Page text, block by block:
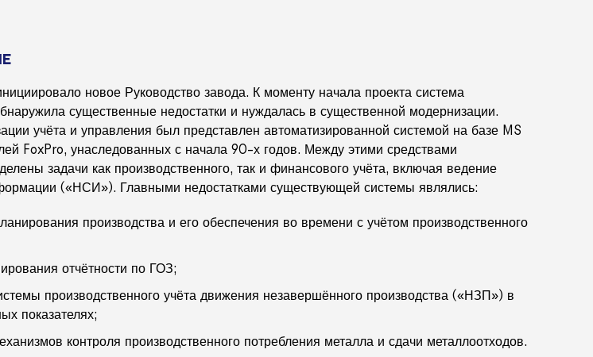
новое Руководство завода. К моменту начала проекта система
существенные недостатки и нуждалась в существенной модернизации.
учёта и управления был представлен автоматизированной системой на базе MS
FoxPro, унаследованных с начала 90-х годов. Между этими средствами
задачи как производственного, так и финансового учёта, включая ведение
(«НСИ»). Главными недостатками существующей системы являлись:
производства и его обеспечения во времени с учётом производственного
отчётности по ГОЗ;
производственного учёта движения незавершённого производства («НЗП») в
показателях;
контроля производственного потребления металла и сдачи металлоотходов.